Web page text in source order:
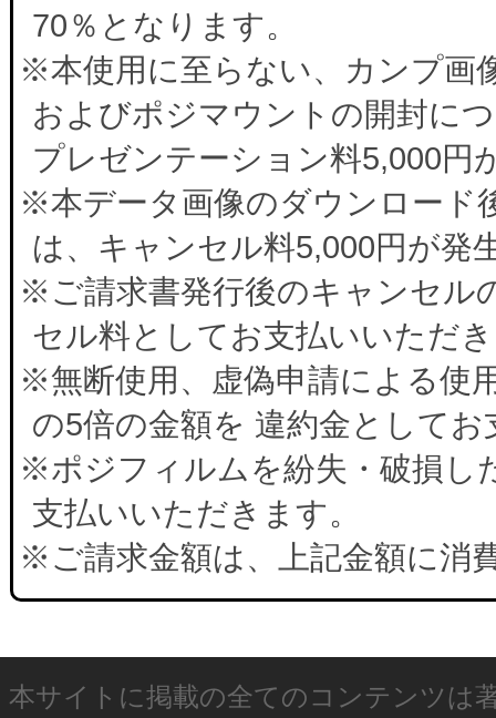
70％となります。
※本使用に至らない、カンプ画
およびポジマウントの開封に
プレゼンテーション料5,000円
※本データ画像のダウンロード
は、キャンセル料5,000円が発
※ご請求書発行後のキャンセル
セル料としてお支払いいただ
※無断使用、虚偽申請による使
の5倍の金額を 違約金として
※ポジフィルムを紛失・破損し
支払いいただきます。
※ご請求金額は、上記金額に消
本サイトに掲載の全てのコンテンツは